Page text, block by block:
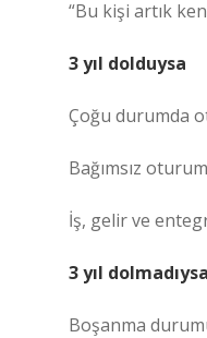
“Bu kişi artık
3 yıl dolduysa
Çoğu durumda
Bağımsız
İş, gelir ve
3 yıl dolmadıysa
Boşanma